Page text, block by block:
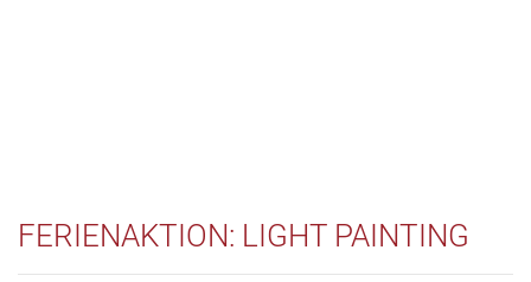
FERIENAKTION: LIGHT PAINTING